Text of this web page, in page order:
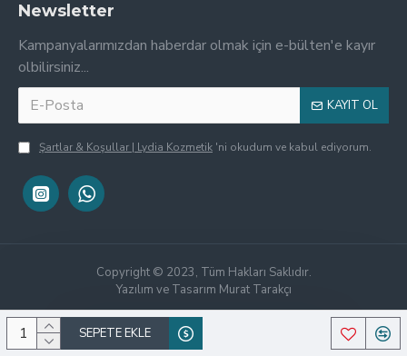
SEPETE EKLE
Newsletter
Kampanyalarımızdan haberdar olmak için e-bülten'e kayır
olbilirsiniz...
KAYIT OL
Şartlar & Koşullar | Lydia Kozmetik 'ni okudum ve kabul ediyorum.
Copyright © 2023, Tüm Hakları Saklıdır.
Yazılım ve Tasarım Murat Tarakçı